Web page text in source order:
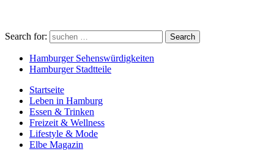
Search for: Search
Hamburger Sehenswürdigkeiten
Hamburger Stadtteile
Startseite
Leben in Hamburg
Essen & Trinken
Freizeit & Wellness
Lifestyle & Mode
Elbe Magazin